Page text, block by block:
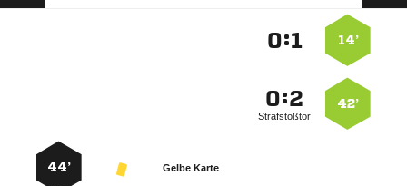
14’
:
42’
:
Strafstoßtor
Gelbe Karte
44’